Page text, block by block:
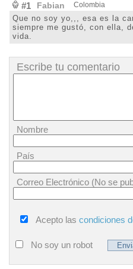
#1 Fabian Colombia
Que no soy yo,,, esa es la
siempre me gustó, con ella,
vida.
Escribe tu comentario
Nombre
País
Correo Electrónico (No se
Acepto las condiciones
No soy un robot